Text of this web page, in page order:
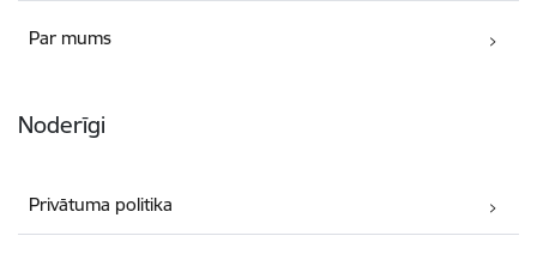
Par mums
Noderīgi
Privātuma politika